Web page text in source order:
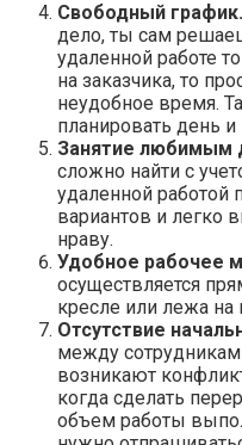
Свободный график.
дело, ты сам
удаленной работе
на заказчика, то
неудобное время.
планировать день
Занятие любимым
сложно найти с
удаленной работой
вариантов и легко
нраву.
Удобное рабочее
осуществляется
кресле или лежа на
Отсутствие
между
возникают
когда сделать
объем работы